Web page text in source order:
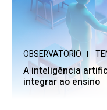
OBSERVATORIO
A inteligência
integrar ao ensino